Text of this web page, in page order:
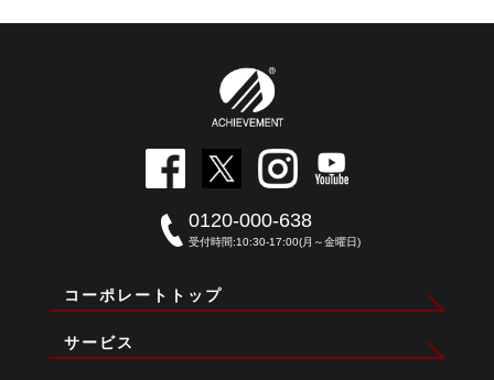
0120-000-638
受付時間:10:30-17:00(月～金曜日)
コーポレートトップ
サービス